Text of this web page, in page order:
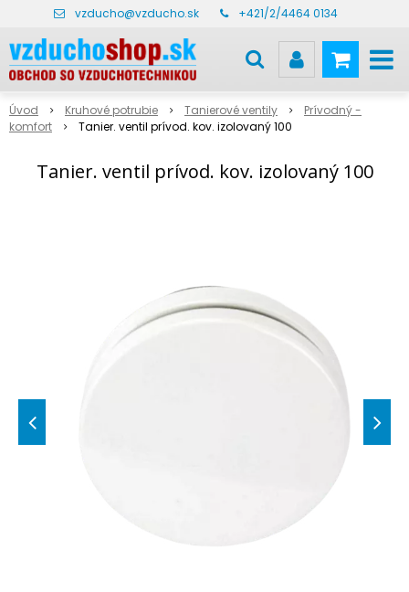
vzducho@vzducho.sk +421/2/4464 0134
Úvod Kruhové potrubie Tanierové ventily
Prívodný -
komfort
Tanier. ventil prívod. kov. izolovaný 100
Tanier. ventil prívod. kov. izolovaný 100